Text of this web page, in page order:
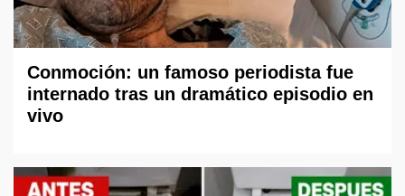
Conmoción: un famoso periodista fue
internado tras un dramático episodio en
vivo